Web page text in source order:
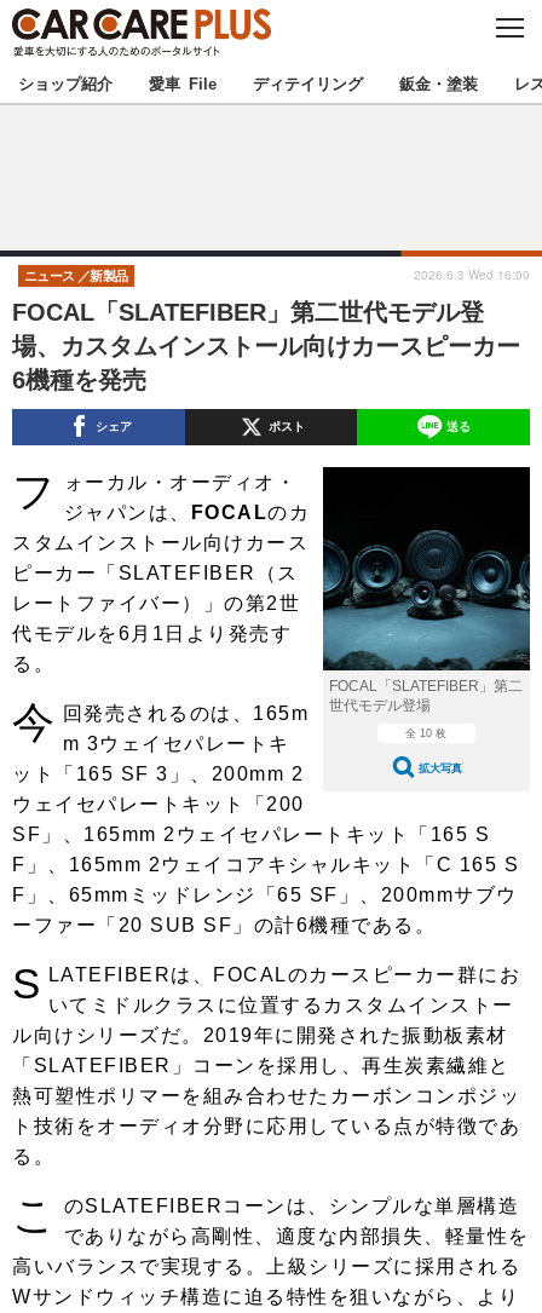
C
S
E
★カーケアプラス認定★ 厳選プロショップを地域から探す
甲信越 北陸
東海 関西
中国
九州 沖縄
注目の記事
ショップレポート 愛車 File
自動車豆知識 ストップ！不具合修理＆粗悪修理
鈑金・塗装
ディテイリング
ディテイリング 洗車
ヘッドライト磨き コーティング
鈑金・塗装
防錆
ストップ 不具合修理＆粗悪修理
カーメーカー「旧車」関連プロジェ
クト
コラム
ショップ紹介
ショップレポート プロショップ検索
レストア
カーメーカー「旧車」関連プロジ
ェクト
インタビュー
イベント
イベント告知 イベントレポート
ショップ紹介 愛車 File ディテイリング 鈑金・塗装 レ
FOCAL「SLATEFIBER」第二世代モデル登
場、カスタムインストール向けカースピーカー
6機種を発売
ニュース 新製品 2026.6.3 Wed 16:00
シェア ポスト 送る
FOCAL「SLATEFIBER」第二
世代モデル登場
全 10 枚
拡大写真
フ
ォーカル・オーディオ・
ジャパンは、
FOCALのカ
スタムインストール向けカース
ピーカー「SLATEFIBER（ス
レートファイバー）」の第2世
代モデルを6月1日より発売す
る。
今 回発売されるのは、165m
m 3ウェイセパレートキ
ット「165 SF 3」、200mm 2
ウェイセパレートキット「200
SF」、165mm 2ウェイセパレートキット「165 S
F」、165mm 2ウェイコアキシャルキット「C 165 S
F」、65mmミッドレンジ「65 SF」、200mmサブウ
ーファー「20 SUB SF」の計6機種である。
S
LATEFIBERは、FOCALのカースピーカー群にお
いてミドルクラスに位置するカスタムインストー
ル向けシリーズだ。2019年に開発された振動板素材
「SLATEFIBER」コーンを採用し、再生炭素繊維と
熱可塑性ポリマーを組み合わせたカーボンコンポジッ
ト技術をオーディオ分野に応用している点が特徴であ
る。
こ
のSLATEFIBERコーンは、シンプルな単層構造
でありながら高剛性、適度な内部損失、軽量性を
高いバランスで実現する。上級シリーズに採用される
Wサンドウィッチ構造に迫る特性を狙いながら、より